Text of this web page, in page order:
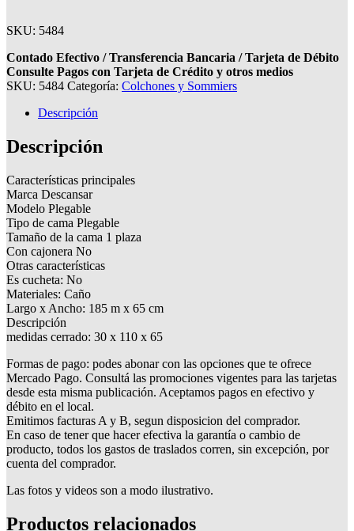
SKU: 5484
Contado Efectivo / Transferencia Bancaria / Tarjeta de Débito
Consulte Pagos con Tarjeta de Crédito y otros medios
SKU: 5484 Categoría: Colchones y Sommiers
Descripción
Descripción
Características principales
Marca Descansar
Modelo Plegable
Tipo de cama Plegable
Tamaño de la cama 1 plaza
Con cajonera No
Otras características
Es cucheta: No
Materiales: Caño
Largo x Ancho: 185 m x 65 cm
Descripción
medidas cerrado: 30 x 110 x 65
Formas de pago: podes abonar con las opciones que te ofrece
Mercado Pago. Consultá las promociones vigentes para las tarjetas
desde esta misma publicación. Aceptamos pagos en efectivo y
débito en el local.
Emitimos facturas A y B, segun disposicion del comprador.
En caso de tener que hacer efectiva la garantía o cambio de
producto, todos los gastos de traslados corren, sin excepción, por
cuenta del comprador.
Las fotos y videos son a modo ilustrativo.
Productos relacionados